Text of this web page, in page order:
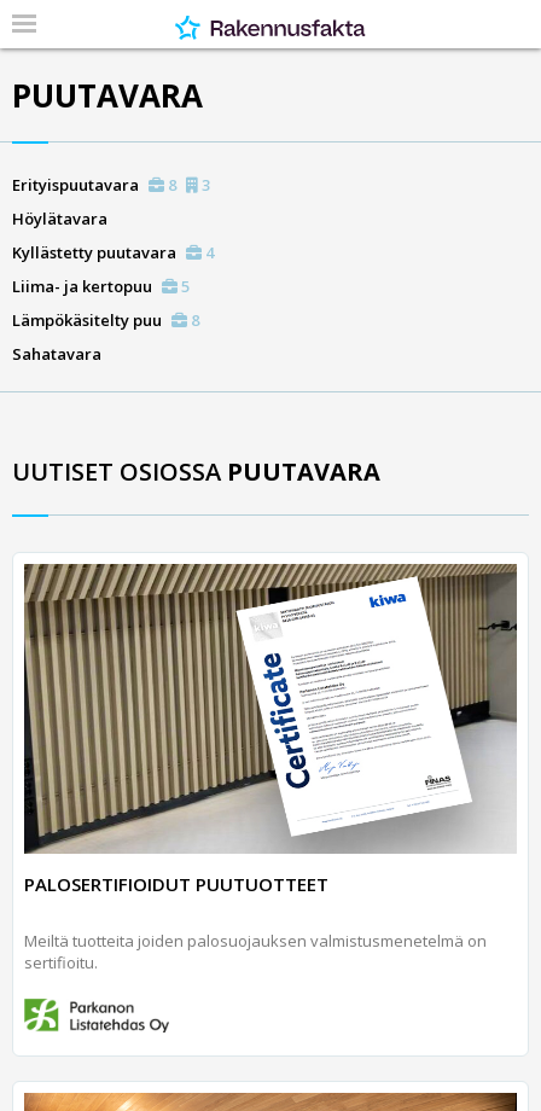
PUUTAVARA
Erityispuutavara 8
3
Höylätavara
Kyllästetty puutavara
4
Liima- ja kertopuu
5
Lämpökäsitelty puu
8
Sahatavara
UUTISET OSIOSSA PUUTAVARA
PALOSERTIFIOIDUT PUUTUOTTEET
Meiltä tuotteita joiden palosuojauksen valmistusmenetelmä on
sertifioitu.